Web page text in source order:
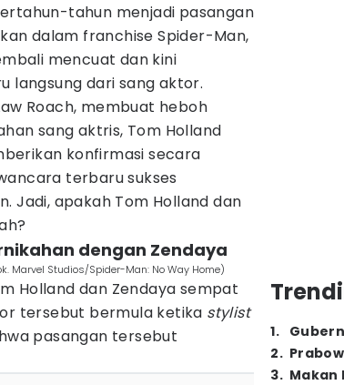
tahun menjadi pasangan
dalam franchise Spider-Man,
mencuat dan kini
langsung dari sang aktor.
Roach, membuat heboh
sang aktris, Tom Holland
konfirmasi secara
terbaru sukses
Jadi, apakah Tom Holland dan
dengan Zendaya
Marvel Studios/Spider-Man: No Way Home)
Holland dan Zendaya sempat
tersebut bermula ketika stylist
pasangan tersebut
1.
2.
3. Makan